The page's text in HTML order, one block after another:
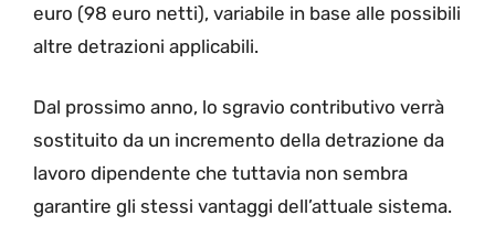
euro (98 euro netti), variabile in base alle possibili
altre detrazioni applicabili.
Dal prossimo anno, lo sgravio contributivo verrà
sostituito da un incremento della detrazione da
lavoro dipendente che tuttavia non sembra
garantire gli stessi vantaggi dell’attuale sistema.